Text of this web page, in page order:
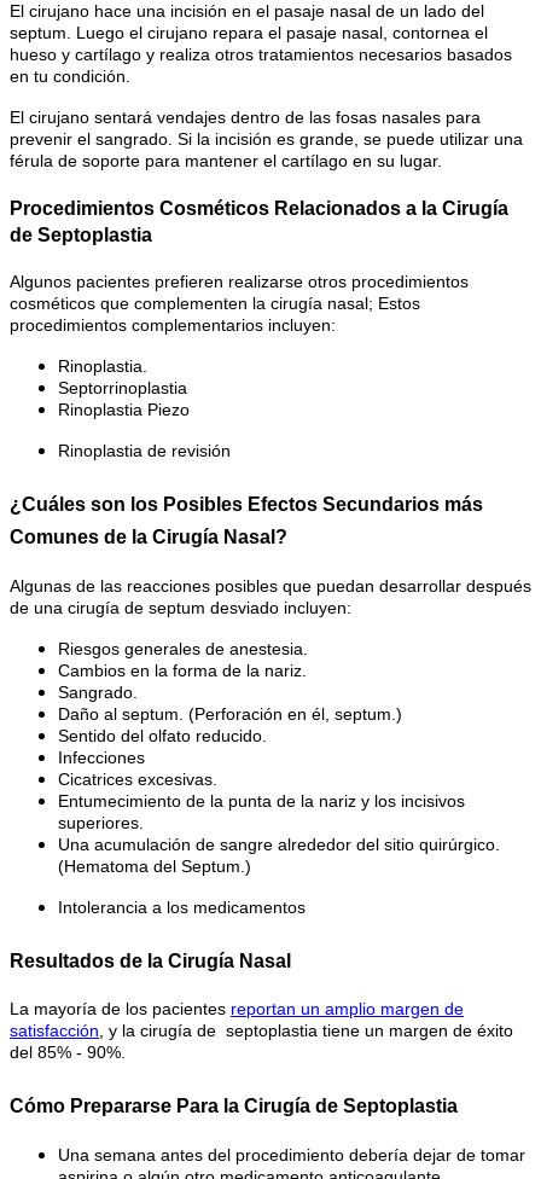
El cirujano hace una incisión en el pasaje nasal de un lado del
septum. Luego el cirujano repara el pasaje nasal, contornea el
hueso y cartílago y realiza otros tratamientos necesarios basados
en tu condición.
El cirujano sentará vendajes dentro de las fosas nasales para
prevenir el sangrado. Si la incisión es grande, se puede utilizar una
férula de soporte para mantener el cartílago en su lugar.
Procedimientos Cosméticos Relacionados a la Cirugía
de Septoplastia
Algunos pacientes prefieren realizarse otros procedimientos
cosméticos que complementen la cirugía nasal; Estos
procedimientos complementarios incluyen:
Rinoplastia.
Septorrinoplastia
Rinoplastia Piezo
Rinoplastia de revisión
¿Cuáles son los Posibles Efectos Secundarios más
Comunes de la Cirugía Nasal?
Algunas de las reacciones posibles que puedan desarrollar después
de una cirugía de septum desviado incluyen:
Riesgos generales de anestesia.
Cambios en la forma de la nariz.
Sangrado.
Daño al septum. (Perforación en él, septum.)
Sentido del olfato reducido.
Infecciones
Cicatrices excesivas.
Entumecimiento de la punta de la nariz y los incisivos
superiores.
Una acumulación de sangre alrededor del sitio quirúrgico.
(Hematoma del Septum.)
Intolerancia a los medicamentos
Resultados de la Cirugía Nasal
La mayoría de los pacientes reportan un amplio margen de
satisfacción, y la cirugía de septoplastia tiene un margen de éxito
del 85% - 90%.
Cómo Prepararse Para la Cirugía de Septoplastia
Una semana antes del procedimiento debería dejar de tomar